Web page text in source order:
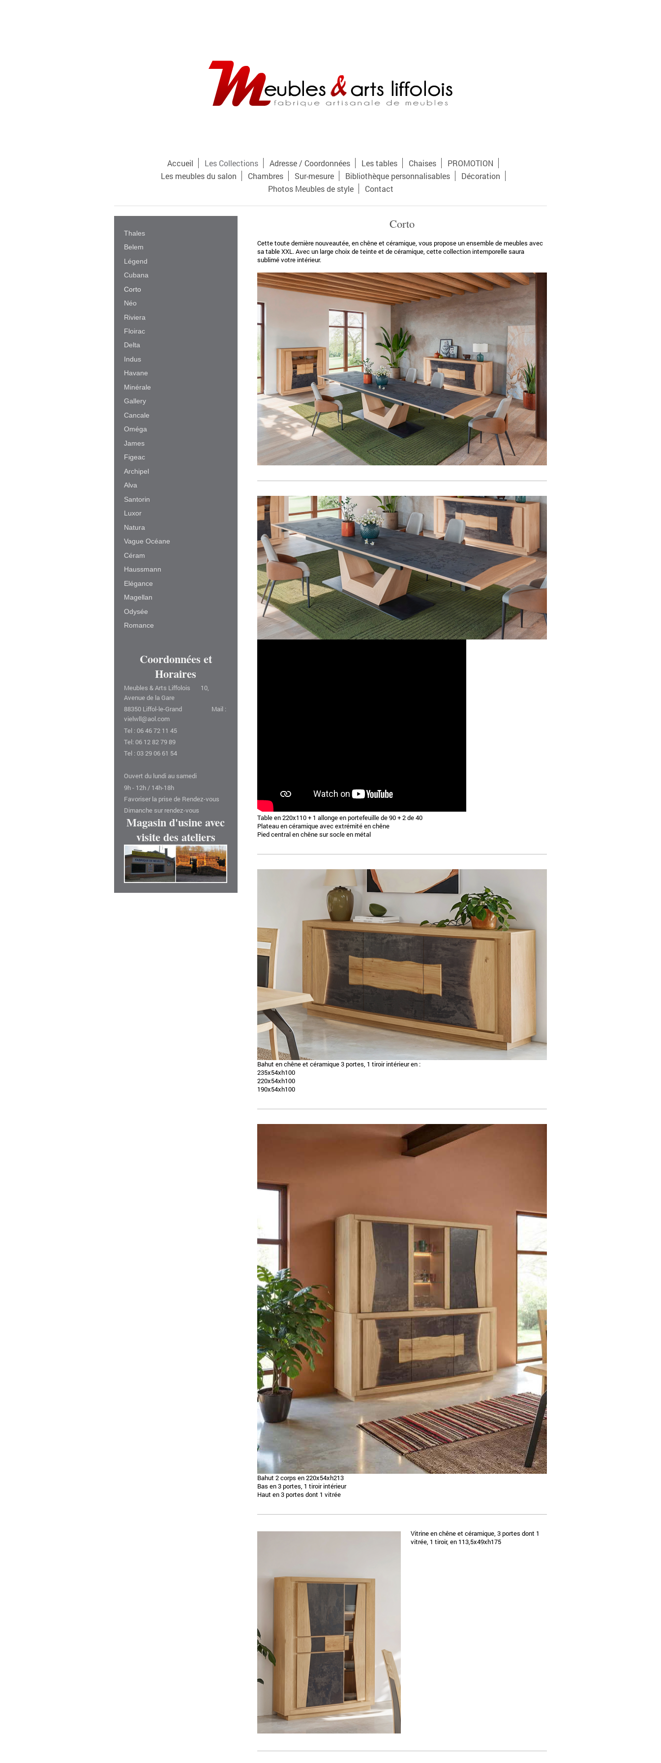
Accueil Les Collections Adresse / Coordonnées Les tables Chaises
PROMOTION
Les meubles du salon
Chambres Sur-mesure Bibliothèque personnalisables
Décoration
Photos Meubles de style
Contact
Corto
Cette toute dernière nouveautée, en chêne et céramique, vous propose un ensemble de meubles avec
sa table XXL. Avec un large choix de teinte et de céramique, cette collection intemporelle saura
sublimé votre intérieur.
Table en 220x110 + 1 allongeen portefeuille de 90 + 2 de 40
Plateau en céramique avec extrémité en chêne
Pied central en chêne sur socle en métal
Bahut en chêne et céramique 3 portes, 1 tiroir intérieur en :
235x54xh100
220x54xh100
190x54xh100
Bahut 2 corps en 220x54xh213
Bas en 3 portes, 1 tiroir intérieur
Haut en 3 portes dont 1 vitrée
Vitrine en chêne et céramique, 3 portes dont 1
vitrée, 1 tiroir, en 113,5x49xh175
Thales
Belem
Légend
Cubana
Corto
Néo
Riviera
Floirac
Delta
Indus
Havane
Minérale
Gallery
Cancale
Oméga
James
Figeac
Archipel
Alva
Santorin
Luxor
Natura
Vague Océane
Céram
Haussmann
Elégance
Magellan
Odysée
Romance
Coordonnées et
Horaires
Meubles & Arts Liffolois 10,
Avenue de la Gare
88350 Liffol-le-Grand Mail :
vielwll@aol.com
Tel : 06 46 72 11 45
Tel: 06 12 82 79 89
Tel : 03 29 06 61 54
Ouvert du lundi au samedi
9h - 12h / 14h-18h
Favoriser la prise de Rendez-vous
Dimanche sur rendez-vous
Magasin d'usine avec
visite des ateliers